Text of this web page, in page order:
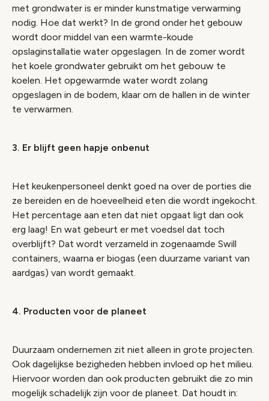
met grondwater is er minder kunstmatige verwarming
nodig. Hoe dat werkt? In de grond onder het gebouw
wordt door middel van een warmte-koude
opslaginstallatie water opgeslagen. In de zomer wordt
het koele grondwater gebruikt om het gebouw te
koelen. Het opgewarmde water wordt zolang
opgeslagen in de bodem, klaar om de hallen in de winter
te verwarmen.
3. Er blijft geen hapje onbenut
Het keukenpersoneel denkt goed na over de porties die
ze bereiden en de hoeveelheid eten die wordt ingekocht.
Het percentage aan eten dat niet opgaat ligt dan ook
erg laag! En wat gebeurt er met voedsel dat toch
overblijft? Dat wordt verzameld in zogenaamde Swill
containers, waarna er biogas (een duurzame variant van
aardgas) van wordt gemaakt.
4. Producten voor de planeet
Duurzaam ondernemen zit niet alleen in grote projecten.
Ook dagelijkse bezigheden hebben invloed op het milieu.
Hiervoor worden dan ook producten gebruikt die zo min
mogelijk schadelijk zijn voor de planeet. Dat houdt in: